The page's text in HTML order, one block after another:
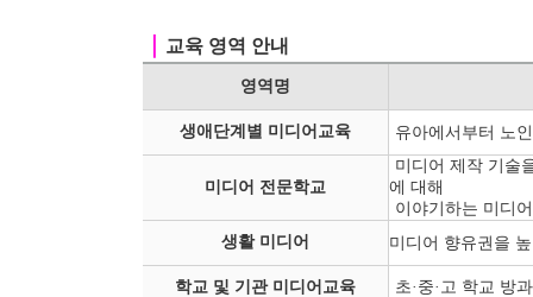
교육 영역 안내
영역명
생애단계별 미디어교육 유아에서부터 노
미디어 전문학교
미디어 제작 기술
에 대해
이야기하는 미디
생활 미디어
미디어 향유권을
학교 및 기관 미디어교육 초·중· 고 학교 방